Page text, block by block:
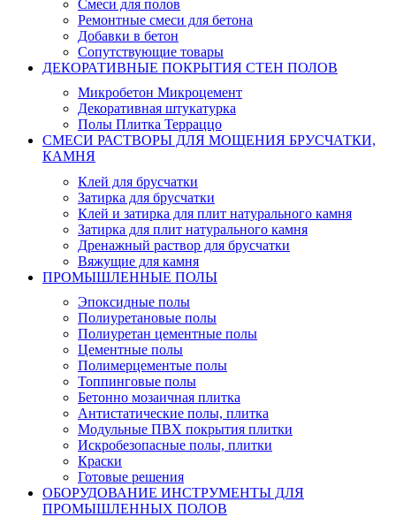
Смеси для полов
Ремонтные смеси для бетона
Добавки в бетон
Сопутствующие товары
ДЕКОРАТИВНЫЕ ПОКРЫТИЯ СТЕН ПОЛОВ
Микробетон Микроцемент
Декоративная штукатурка
Полы Плитка Терраццо
СМЕСИ РАСТВОРЫ ДЛЯ МОЩЕНИЯ БРУСЧАТКИ,
КАМНЯ
Клей для брусчатки
Затирка для брусчатки
Клей и затирка для плит натурального камня
Затирка для плит натурального камня
Дренажный раствор для брусчатки
Вяжущие для камня
ПРОМЫШЛЕННЫЕ ПОЛЫ
Эпоксидные полы
Полиуретановые полы
Полиуретан цементные полы
Цементные полы
Полимерцементые полы
Топпинговые полы
Бетонно мозаичная плитка
Антистатические полы, плитка
Модульные ПВХ покрытия плитки
Искробезопасные полы, плитки
Краски
Готовые решения
ОБОРУДОВАНИЕ ИНСТРУМЕНТЫ ДЛЯ
ПРОМЫШЛЕННЫХ ПОЛОВ